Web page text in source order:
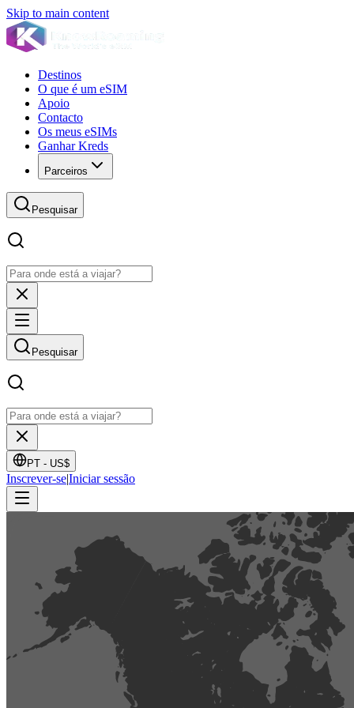
Skip to main content
Destinos
O que é um eSIM
Apoio
Contacto
Os meus eSIMs
Ganhar Kreds
Parceiros
Pesquisar
Pesquisar
PT - US$
Inscrever-se|Iniciar sessão